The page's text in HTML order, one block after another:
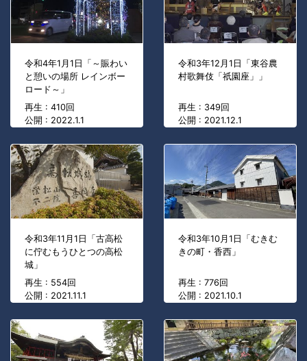
令和4年1月1日「～賑わい
と憩いの場所 レインボー
ロード～」
再生 : 410回
公開 : 2022.1.1
令和3年12月1日「東谷農
村歌舞伎「祇園座」」
再生 : 349回
公開 : 2021.12.1
令和3年11月1日「古高松
に佇むもうひとつの高松
城」
再生 : 554回
公開 : 2021.11.1
令和3年10月1日「むきむ
きの町・香西」
再生 : 776回
公開 : 2021.10.1